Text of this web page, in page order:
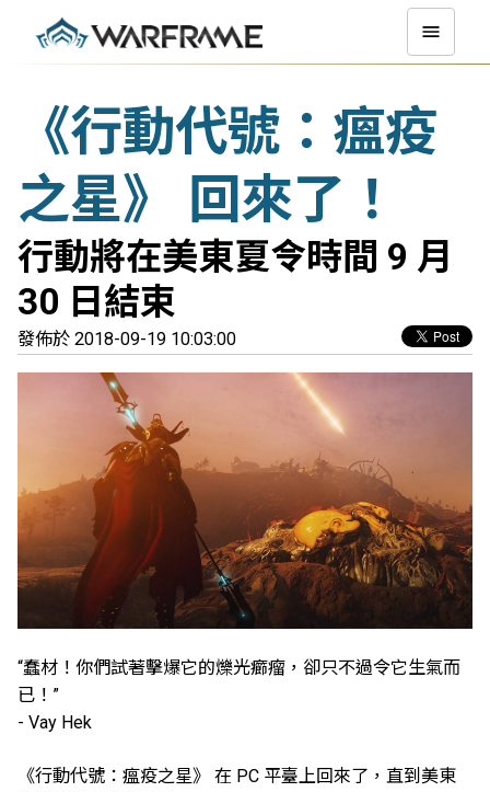
《行動代號：瘟疫
之星》 回來了！
行動將在美東夏令時間 9 月
30 日結束
發佈於 2018-09-19 10:03:00
“蠢材！你們試著擊爆它的爍光癤瘤，卻只不過令它生氣而
已！”
- Vay Hek
《行動代號：瘟疫之星》 在 PC 平臺上回來了，直到美東